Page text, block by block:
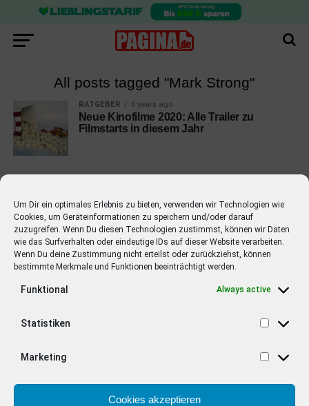
Um Dir ein optimales Erlebnis zu bieten, verwenden wir Technologien wie
Cookies, um Geräteinformationen zu speichern und/oder darauf
zuzugreifen. Wenn Du diesen Technologien zustimmst, können wir Daten
wie das Surfverhalten oder eindeutige IDs auf dieser Website verarbeiten.
Wenn Du deine Zustimmung nicht erteilst oder zurückziehst, können
bestimmte Merkmale und Funktionen beeinträchtigt werden.
Funktional Always active
Statistiken
Marketing
Cookies akzeptieren
All posts tagged "Mark Strong"
RATGEBER 6 years ago
Neue Kinofilme 2020: Alle Trailer zu
Filmstarts in diesem Jahr
EMPFOHLEN
STARS 4 years ago
Barbara Schöneberger Moderatorin
von “Verstehen Sie Spaß?”